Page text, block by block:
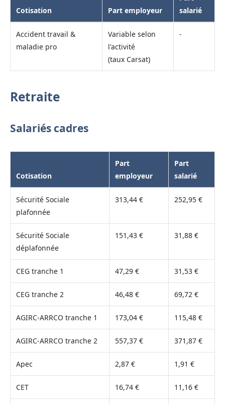
Cotisation Part employeur
salarié
Accident travail &
maladie pro
Variable selon
l'activité
(taux Carsat)
-
Retraite
Salariés cadres
Cotisation
Part
employeur
Part
salarié
Sécurité Sociale
plafonnée
313,44 € 252,95 €
Sécurité Sociale
déplafonnée
151,43 € 31,88 €
CEG tranche 1 47,29 € 31,53 €
CEG tranche 2 46,48 € 69,72 €
AGIRC-ARRCO tranche 1 173,04 € 115,48 €
AGIRC-ARRCO tranche 2 557,37 € 371,87 €
Apec 2,87 € 1,91 €
CET 16,74 € 11,16 €